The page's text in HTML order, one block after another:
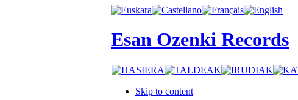
Esan Ozenki Records
Skip to content